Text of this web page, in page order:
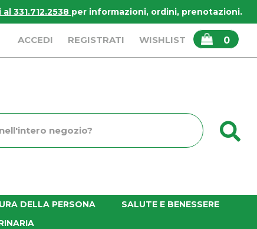
331.712.2538 per informazioni, ordini, prenotazioni.
ACCEDI REGISTRATI WISHLIST 0
ARTICOLI
INSERITI
DELLA PERSONA
SALUTE E BENESSERE